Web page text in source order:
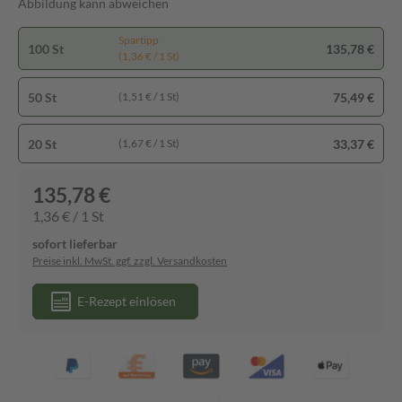
Abbildung kann abweichen
100 St
Spartipp
(1,36 € / 1 St)
135,78 €
50 St (1,51 € / 1 St) 75,49 €
20 St (1,67 € / 1 St) 33,37 €
135,78 €
1,36 € / 1 St
sofort lieferbar
Preise inkl. MwSt. ggf. zzgl. Versandkosten
E-Rezept einlösen